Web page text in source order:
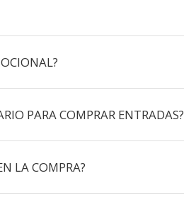
PARA COMPRAR ENTRADAS?
LA COMPRA?